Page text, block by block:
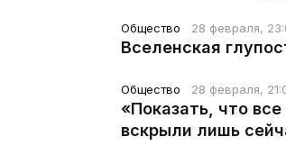
Общество 28 февраля,
Вселенская
Общество 28 февраля,
«Показать, что
вскрыли лишь